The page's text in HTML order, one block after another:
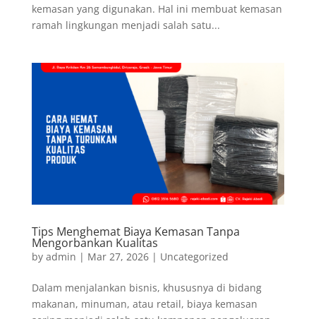
kemasan yang digunakan. Hal ini membuat kemasan
ramah lingkungan menjadi salah satu...
Tips Menghemat Biaya Kemasan Tanpa
Mengorbankan Kualitas
by admin | Mar 27, 2026| Uncategorized
Dalam menjalankan bisnis, khususnya di bidang
makanan, minuman, atau retail, biaya kemasan